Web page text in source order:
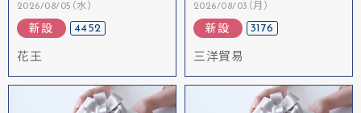
2026/08/05（水）
新設 4452
花王
2026/08/03（月）
新設 3176
三洋貿易